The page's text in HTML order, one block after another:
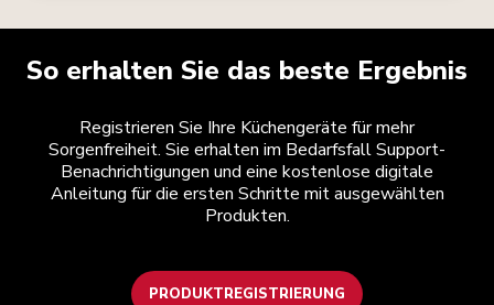
So erhalten Sie das beste Ergebnis
Registrieren Sie Ihre Küchengeräte für mehr
Sorgenfreiheit. Sie erhalten im Bedarfsfall Support-
Benachrichtigungen und eine kostenlose digitale
Anleitung für die ersten Schritte mit ausgewählten
Produkten.
PRODUKTREGISTRIERUNG